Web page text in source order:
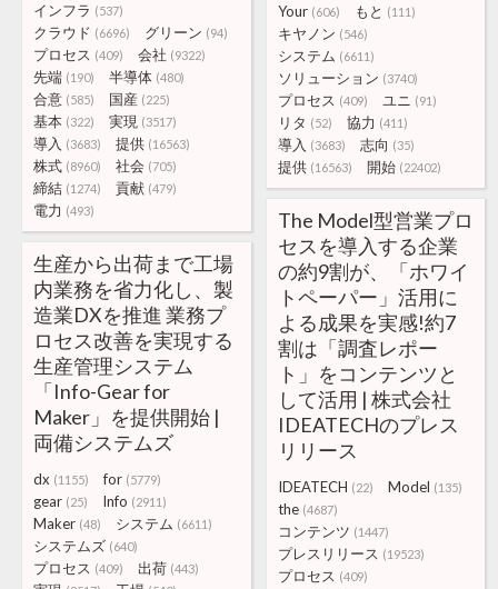
インフラ (537)
クラウド (6696) グリーン (94)
プロセス (409) 会社 (9322)
先端 (190) 半導体 (480)
合意 (585) 国産 (225)
基本 (322) 実現 (3517)
導入 (3683) 提供 (16563)
株式 (8960) 社会 (705)
締結 (1274) 貢献 (479)
電力 (493)
Your (606) もと (111)
キヤノン (546)
システム (6611)
ソリューション (3740)
プロセス (409) ユニ (91)
リタ (52) 協力 (411)
導入 (3683) 志向 (35)
提供 (16563) 開始 (22402)
The Model型営業プロ
セスを導入する企業
の約9割が、「ホワイ
トペーパー」活用に
よる成果を実感!約7
割は「調査レポー
ト」をコンテンツと
して活用 | 株式会社
IDEATECHのプレス
リリース
IDEATECH (22) Model (135)
the (4687)
コンテンツ (1447)
プレスリリース (19523)
プロセス (409)
生産から出荷まで工場
内業務を省力化し、製
造業DXを推進 業務プ
ロセス改善を実現する
生産管理システム
「Info-Gear for
Maker」を提供開始 |
両備システムズ
dx (1155) for (5779)
gear (25) Info (2911)
Maker (48) システム (6611)
システムズ (640)
プロセス (409) 出荷 (443)